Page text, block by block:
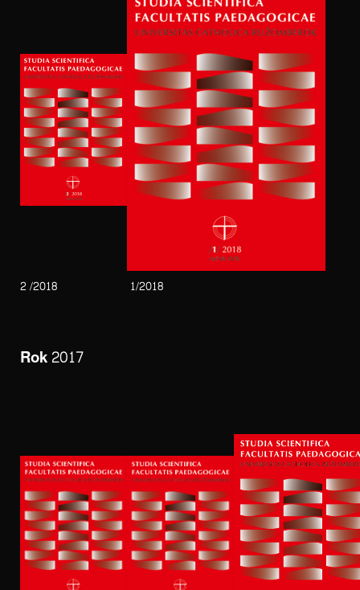
2 /2018 1/2018
Rok 2017